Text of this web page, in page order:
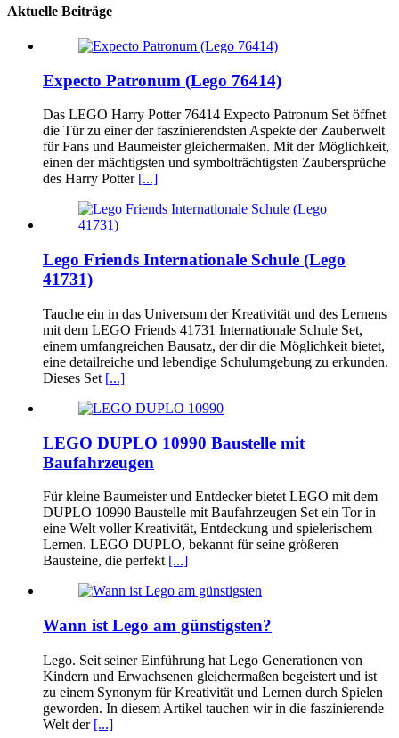
Aktuelle Beiträge
Expecto Patronum (Lego 76414)
Das LEGO Harry Potter 76414 Expecto Patronum Set öffnet
die Tür zu einer der faszinierendsten Aspekte der Zauberwelt
für Fans und Baumeister gleichermaßen. Mit der Möglichkeit,
einen der mächtigsten und symbolträchtigsten Zaubersprüche
des Harry Potter [...]
Lego Friends Internationale Schule (Lego
41731)
Tauche ein in das Universum der Kreativität und des Lernens
mit dem LEGO Friends 41731 Internationale Schule Set,
einem umfangreichen Bausatz, der dir die Möglichkeit bietet,
eine detailreiche und lebendige Schulumgebung zu erkunden.
Dieses Set [...]
LEGO DUPLO 10990 Baustelle mit
Baufahrzeugen
Für kleine Baumeister und Entdecker bietet LEGO mit dem
DUPLO 10990 Baustelle mit Baufahrzeugen Set ein Tor in
eine Welt voller Kreativität, Entdeckung und spielerischem
Lernen. LEGO DUPLO, bekannt für seine größeren
Bausteine, die perfekt [...]
Wann ist Lego am günstigsten?
Lego. Seit seiner Einführung hat Lego Generationen von
Kindern und Erwachsenen gleichermaßen begeistert und ist
zu einem Synonym für Kreativität und Lernen durch Spielen
geworden. In diesem Artikel tauchen wir in die faszinierende
Welt der [...]